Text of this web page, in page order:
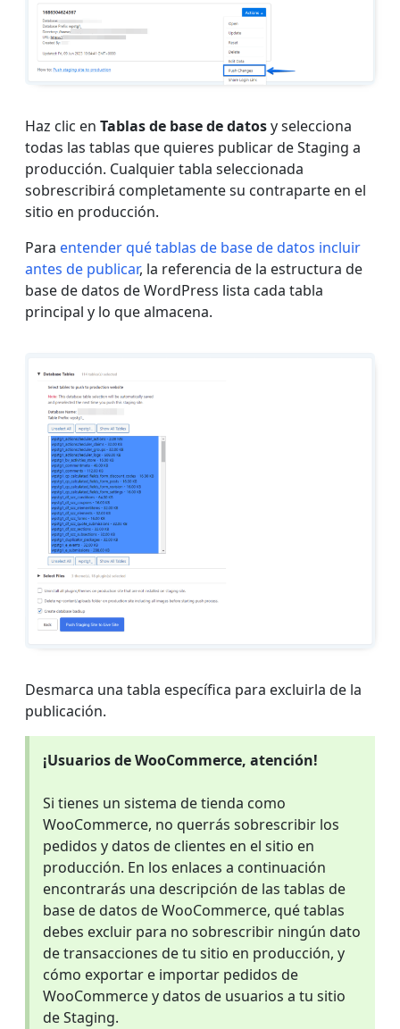
Haz clic en Tablas de base de datosy selecciona
todas las tablas que quieres publicar de Staging a
producción. Cualquier tabla seleccionada
sobrescribirá completamente su contraparte en el
sitio en producción.
Para entender qué tablas de base de datos incluir
antes de publicar, la referencia de la estructura de
base de datos de WordPress lista cada tabla
principal y lo que almacena.
Desmarca una tabla específica para excluirla de la
publicación.
¡Usuarios de WooCommerce, atención!
Si tienes un sistema de tienda como
WooCommerce, no querrás sobrescribir los
pedidos y datos de clientes en el sitio en
producción. En los enlaces a continuación
encontrarás una descripción de las tablas de
base de datos de WooCommerce, qué tablas
debes excluir para no sobrescribir ningún dato
de transacciones de tu sitio en producción, y
cómo exportar e importar pedidos de
WooCommerce y datos de usuarios a tu sitio
de Staging.